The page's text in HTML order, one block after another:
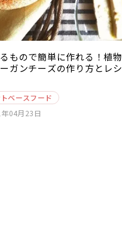
もので簡単に作れる！植物
ガンチーズの作り方とレシ
ベースフード
04月23日